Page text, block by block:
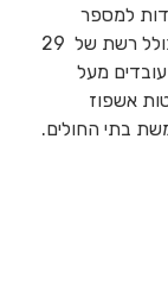
למספר
איחודים של מרפאות ובתי חולים בעיר, וכיום כולל רשת של 29
כולו עובדים מעל
רפואיים, ויש מעל 1,000 מיטות אשפוז